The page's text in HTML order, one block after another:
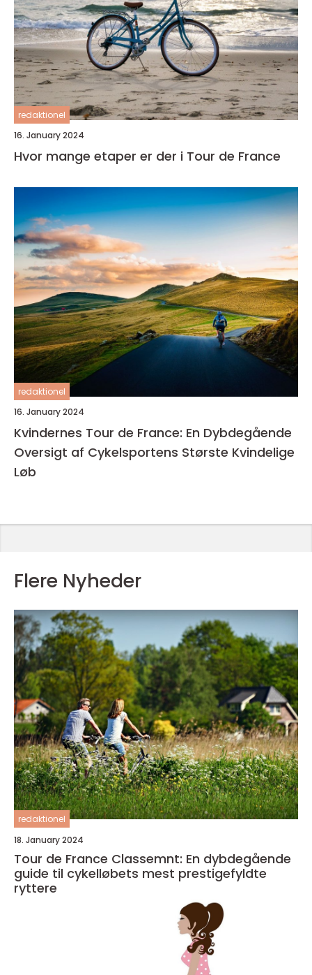
redaktionel
16. January 2024
Hvor mange etaper er der i Tour de France
redaktionel
16. January 2024
Kvindernes Tour de France: En Dybdegående
Oversigt af Cykelsportens Største Kvindelige
Løb
Flere Nyheder
redaktionel
18. January 2024
Tour de France Classemnt: En dybdegående
guide til cykelløbets mest prestigefyldte
ryttere